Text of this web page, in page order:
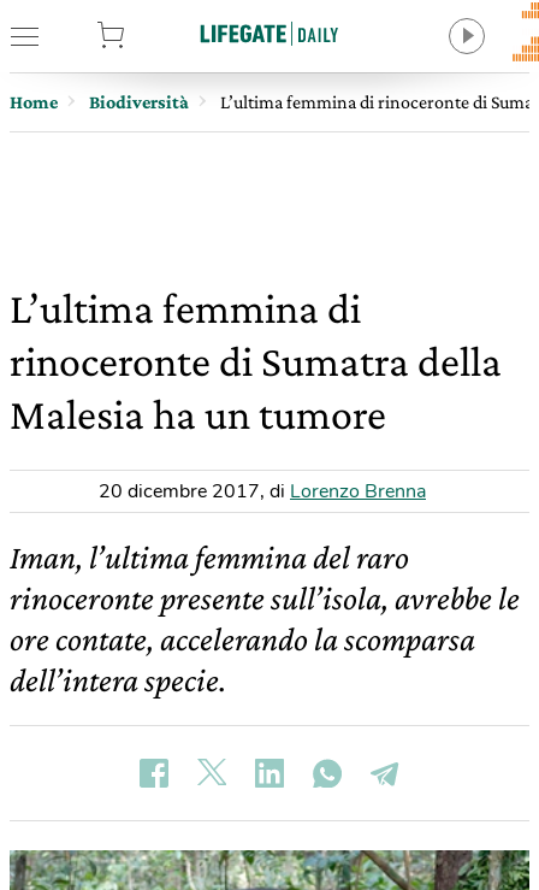
Home Biodiversità L’ultima femmina di rinoceronte di
L’ultima femmina di
rinoceronte di Sumatra della
Malesia ha un tumore
20 dicembre 2017, di Lorenzo Brenna
Iman, l’ultima femmina del raro
rinoceronte presente sull’isola, avrebbe le
ore contate, accelerando la scomparsa
dell’intera specie.